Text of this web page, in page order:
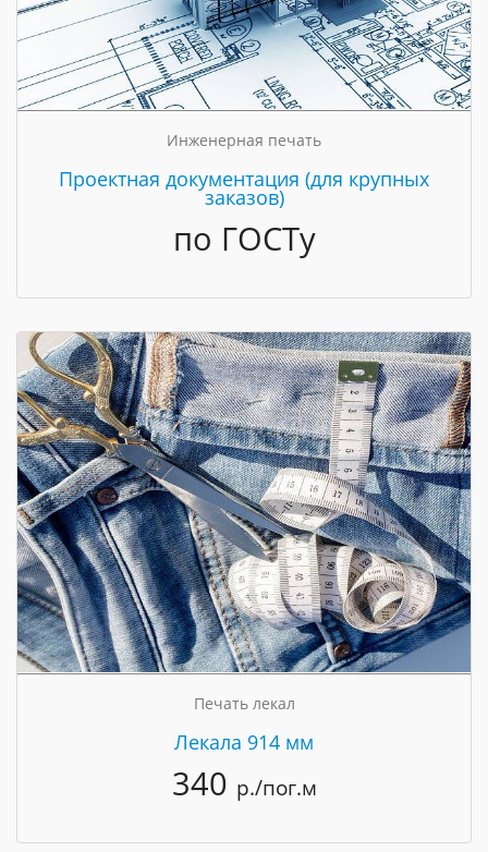
Инженерная печать
Проектная документация (для крупных
заказов)
по ГОСТу
Печать лекал
Лекала 914 мм
340 р./пог.м